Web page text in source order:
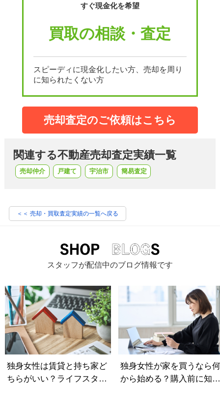
すぐ現金化を希望
買取の相談・査定
スピーディに現金化したい方、売却を周り
に知られたくない方
売却査定のご依頼はこちら
関連する不動産売却査定実績一覧
売却仲介 戸建て 宇治市 簡易査定
＜＜ 売却・買取査定実績の一覧へ戻る
スタッフが配信中のブログ情報です